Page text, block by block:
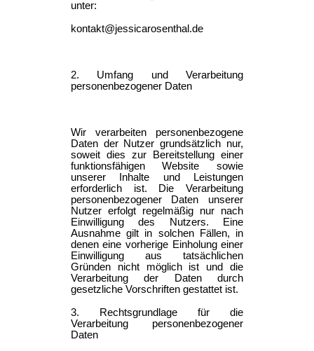
unter:
kontakt@jessicarosenthal.de
2. Umfang und Verarbeitung
personenbezogener Daten
Wir verarbeiten personenbezogene
Daten der Nutzer grundsätzlich nur,
soweit dies zur Bereitstellung einer
funktionsfähigen Website sowie
unserer Inhalte und Leistungen
erforderlich ist. Die Verarbeitung
personenbezogener Daten unserer
Nutzer erfolgt regelmäßig nur nach
Einwilligung des Nutzers. Eine
Ausnahme gilt in solchen Fällen, in
denen eine vorherige Einholung einer
Einwilligung aus tatsächlichen
Gründen nicht möglich ist und die
Verarbeitung der Daten durch
gesetzliche Vorschriften gestattet ist.
3. Rechtsgrundlage für die
Verarbeitung personenbezogener
Daten